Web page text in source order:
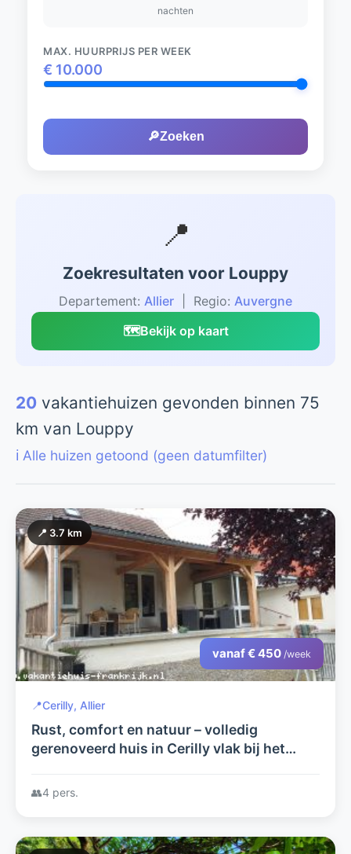
nachten
MAX. HUURPRIJS PER WEEK
€ 10.000
🔎Zoeken
📍
Zoekresultaten voor Louppy
Departement: Allier | Regio: Auvergne
🗺️Bekijk op kaart
20 vakantiehuizen gevonden binnen 75
km van Louppy
ℹ️ Alle huizen getoond (geen datumfilter)
📍 3.7 km
vanaf € 450 /week
📍Cerilly, Allier
Rust, comfort en natuur – volledig
gerenoveerd huis in Cerilly vlak bij het
👥4 pers.